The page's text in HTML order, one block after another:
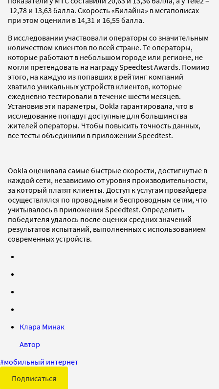
12,78 и 13,63 балла. Скорость «Билайна» в мегаполисах
при этом оценили в 14,31 и 16,55 балла.
В исследовании участвовали операторы со значительным
количеством клиентов по всей стране. Те операторы,
которые работают в небольшом городе или регионе, не
могли претендовать на награду Speedtest Awards. Помимо
этого, на каждую из попавших в рейтинг компаний
хватило уникальных устройств клиентов, которые
ежедневно тестировали в течение шести месяцев.
Установив эти параметры, Ookla гарантировала, что в
исследование попадут доступные для большинства
жителей операторы. Чтобы повысить точность данных,
все тесты объединили в приложении Speedtest.
Ookla оценивала самые быстрые скорости, достигнутые в
каждой сети, независимо от уровня производительности,
за который платят клиенты. Доступ к услугам провайдера
осуществлялся по проводным и беспроводным сетям, что
учитывалось в приложении Speedtest. Определить
победителя удалось после оценки средних значений
результатов испытаний, выполненных с использованием
современных устройств.
Клара Минак
Автор
#мобильный интернет
Подписаться